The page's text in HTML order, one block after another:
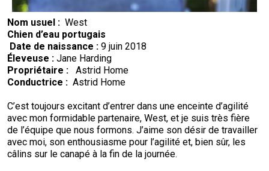
Nom usuel : West
Chien d’eau portugais
Date de naissance : 9 juin 2018
Éleveuse : Jane Harding
Propriétaire :
Astrid Home
Conductrice : Astrid Home
C’est toujours excitant d’entrer dans une enceinte d’agilité
avec mon formidable partenaire, West, et je suis très fière
de l’équipe que nous formons. J’aime son désir de travailler
avec moi, son enthousiasme pour l’agilité et, bien sûr, les
câlins sur le canapé à la fin de la journée.